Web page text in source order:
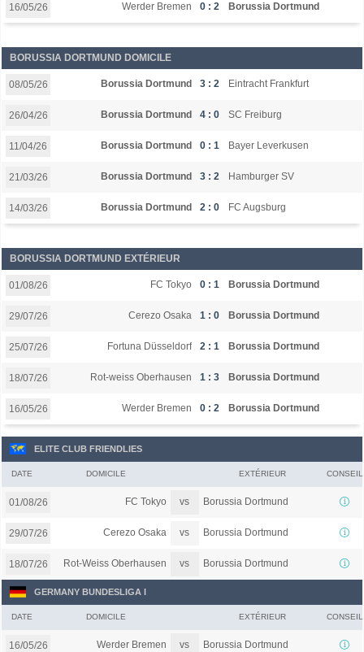
16/05/26 Werder Bremen 0 : 2 Borussia Dortmund
BORUSSIA DORTMUND DOMICILE
08/05/26 Borussia Dortmund 3 : 2 Eintracht Frankfurt
26/04/26 Borussia Dortmund 4 : 0 SC Freiburg
11/04/26 Borussia Dortmund 0 : 1 Bayer Leverkusen
21/03/26 Borussia Dortmund 3 : 2 Hamburger SV
14/03/26 Borussia Dortmund 2 : 0 FC Augsburg
BORUSSIA DORTMUND EXTÉRIEUR
01/08/26 FC Tokyo 0 : 1 Borussia Dortmund
29/07/26 Cerezo Osaka 1 : 0 Borussia Dortmund
25/07/26 Fortuna Düsseldorf 2 : 1 Borussia Dortmund
18/07/26 Rot-weiss Oberhausen 1 : 3 Borussia Dortmund
16/05/26 Werder Bremen 0 : 2 Borussia Dortmund
ELITE CLUB FRIENDLIES
DATE DOMICILE EXTÉRIEUR CONSEIL
01/08/26 FC Tokyo vs Borussia Dortmund
29/07/26 Cerezo Osaka vs Borussia Dortmund
18/07/26 Rot-Weiss Oberhausen vs Borussia Dortmund
GERMANY BUNDESLIGA I
DATE DOMICILE EXTÉRIEUR CONSEIL
16/05/26 Werder Bremen vs Borussia Dortmund